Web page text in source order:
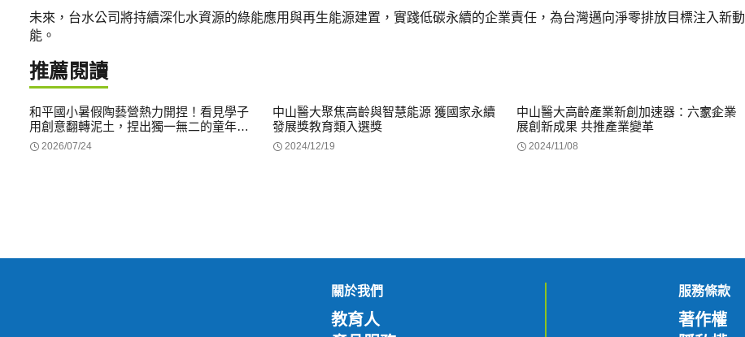
未來，台水公司將持續深化水資源的綠能應用與再生能源建置，實踐低碳永續的企業責任，為台灣邁向淨零排放目標注入新動
能。
推薦閱讀
更多
和平國小暑假陶藝營熱力開捏！看見學子
用創意翻轉泥土，捏出獨一無二的童年回
憶 2026/07/24
中山醫大聚焦高齡與智慧能源 獲國家永續
發展獎教育類入選獎
2024/12/19
中山醫大高齡產業新創加速器：六家企業
展創新成果 共推產業變革
2024/11/08
關於我們
教育人
服務條款
著作權